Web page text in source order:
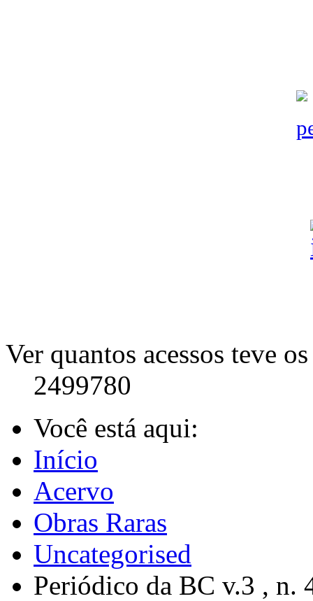
Ver quantos acessos teve
2499780
Você está aqui:
Início
Acervo
Obras Raras
Uncategorised
Periódico da BC v.3 , n.